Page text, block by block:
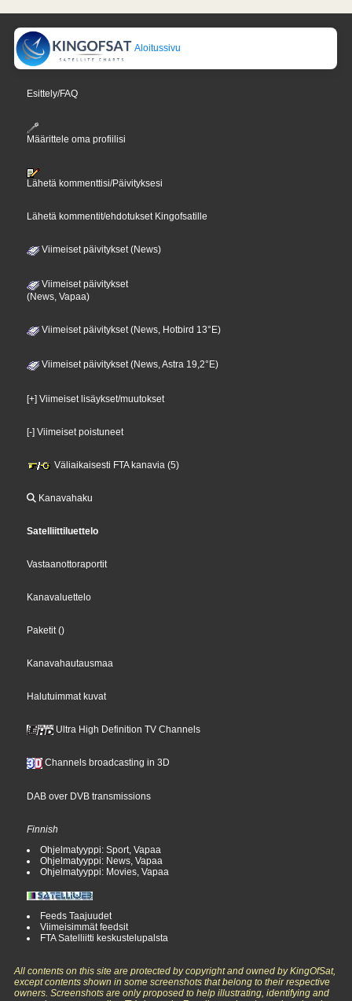
Aloitussivu
Esittely/FAQ
Määrittele oma profiilisi
Lähetä kommenttisi/Päivityksesi
Lähetä kommentit/ehdotukset Kingofsatille
Viimeiset päivitykset (News)
Viimeiset päivitykset
(News, Vapaa)
Viimeiset päivitykset (News, Hotbird 13°E)
Viimeiset päivitykset (News, Astra 19,2°E)
[+] Viimeiset lisäykset/muutokset
[-] Viimeiset poistuneet
Väliaikaisesti FTA kanavia (5)
Kanavahaku
Satelliittiluettelo
Vastaanottoraportit
Kanavaluettelo
Paketit ()
Kanavahautausmaa
Halutuimmat kuvat
Ultra High Definition TV Channels
Channels broadcasting in 3D
DAB over DVB transmissions
Finnish
Ohjelmatyyppi: Sport, Vapaa
Ohjelmatyyppi: News, Vapaa
Ohjelmatyyppi: Movies, Vapaa
Feeds Taajuudet
Viimeisimmät feedsit
FTA Satelliitti keskustelupalsta
All contents on this site are protected by copyright and owned by KingOfSat,
except contents shown in some screenshots that belong to their respective
owners. Screenshots are only proposed to help illustrating, identifying and